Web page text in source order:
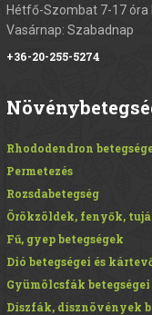
Hétfő-Szombat 7-17
Vasárnap: Szabadnap
+36-20-255-5274
Rhododendron
Permetezés
Rozsdabetegség
Örökzöldek, fenyők,
Fű, gyep betegségek
Dió betegségei és
Gyümölcsfák
Díszfák, dísznövények